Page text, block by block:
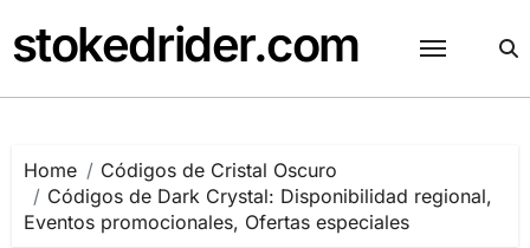
to
content
stokedrider.com
Home
Códigos de Cristal Oscuro
Códigos de Dark Crystal: Disponibilidad regional,
Eventos promocionales, Ofertas especiales